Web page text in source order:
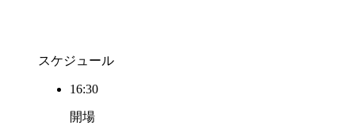
スケジュール
16:30
開場